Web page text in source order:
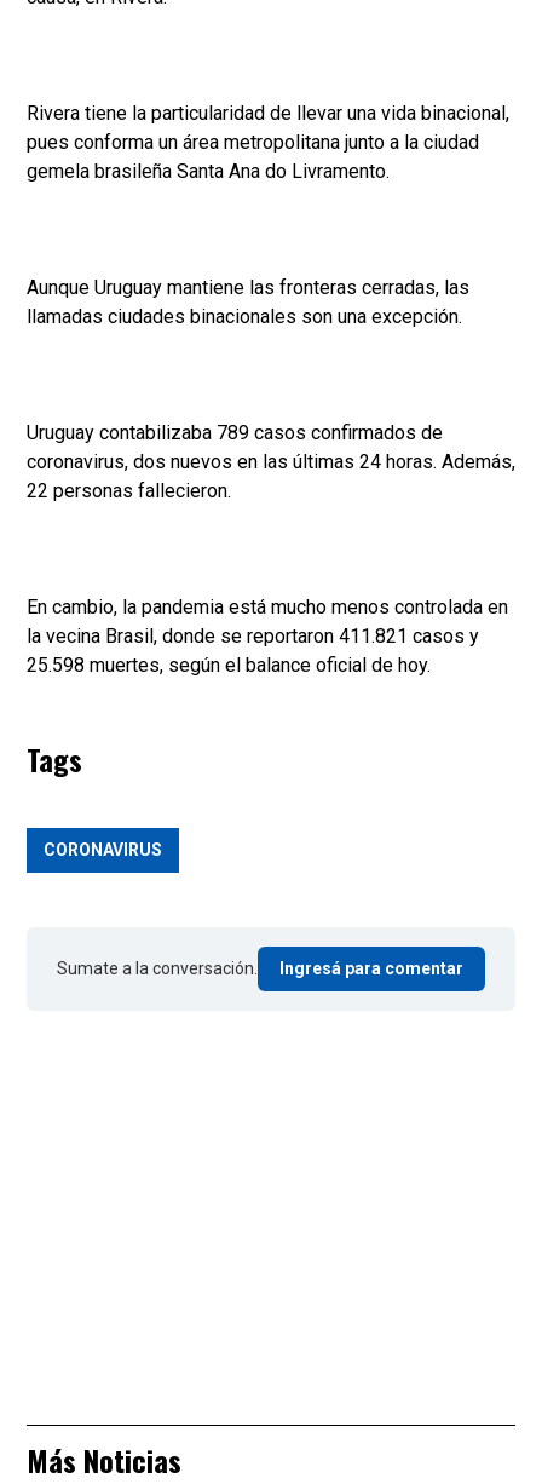
Rivera tiene la particularidad de llevar una vida binacional,
pues conforma un área metropolitana junto a la ciudad
gemela brasileña Santa Ana do Livramento.
Aunque Uruguay mantiene las fronteras cerradas, las
llamadas ciudades binacionales son una excepción.
Uruguay contabilizaba 789 casos confirmados de
coronavirus, dos nuevos en las últimas 24 horas. Además,
22 personas fallecieron.
En cambio, la pandemia está mucho menos controlada en
la vecina Brasil, donde se reportaron 411.821 casos y
25.598 muertes, según el balance oficial de hoy.
Tags
CORONAVIRUS
Sumate a la conversación. Ingresá para comentar
Más Noticias